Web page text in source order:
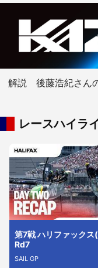
解説 後藤浩紀さん
レースハイラ
第7戦 ハリファックス
Rd7
SAIL GP